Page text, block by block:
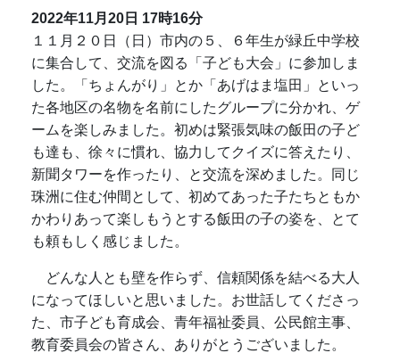
2022年11月20日 17時16分
１１月２０日（日）市内の５、６年生が緑丘中学校
に集合して、交流を図る「子ども大会」に参加しま
した。「ちょんがり」とか「あげはま塩田」といっ
た各地区の名物を名前にしたグループに分かれ、ゲ
ームを楽しみました。初めは緊張気味の飯田の子ど
も達も、徐々に慣れ、協力してクイズに答えたり、
新聞タワーを作ったり、と交流を深めました。同じ
珠洲に住む仲間として、初めてあった子たちともか
かわりあって楽しもうとする飯田の子の姿を、とて
も頼もしく感じました。
どんな人とも壁を作らず、信頼関係を結べる大人
になってほしいと思いました。お世話してくださっ
た、市子ども育成会、青年福祉委員、公民館主事、
教育委員会の皆さん、ありがとうございました。